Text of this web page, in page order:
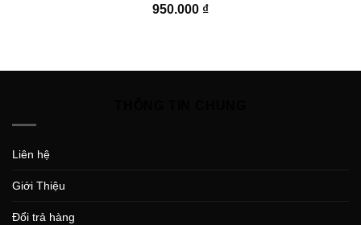
950.000 ₫
Liên hệ
Giới Thiệu
Đổi trả hàng